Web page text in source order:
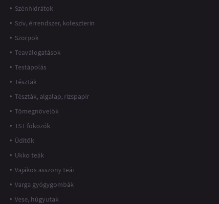
Szénhidrátok
Szív, érrendszer, koleszterin
Szörpök
Teaválogatások
Testápolás
Tészták
Tészták, algalap, rizspapír
Tömegnövelők
TST fokozók
Üdítők
Ukko teák
Vajákos asszony teái
Varga gyógygombák
Vese, húgyutak